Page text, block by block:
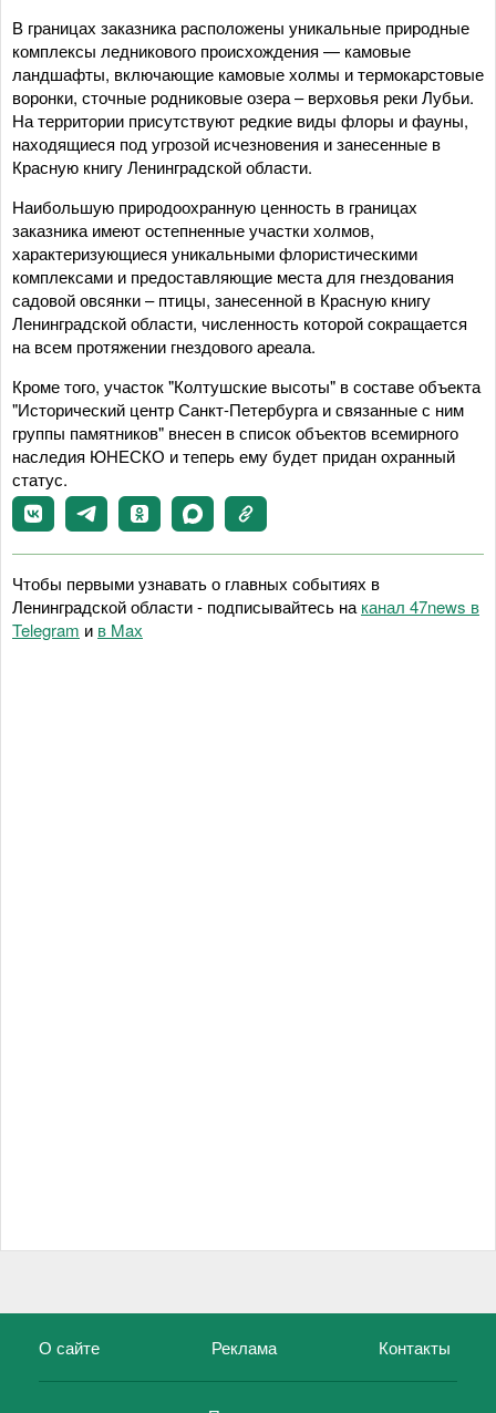
В границах заказника расположены уникальные природные
комплексы ледникового происхождения — камовые
ландшафты, включающие камовые холмы и термокарстовые
воронки, сточные родниковые озера – верховья реки Лубьи.
На территории присутствуют редкие виды флоры и фауны,
находящиеся под угрозой исчезновения и занесенные в
Красную книгу Ленинградской области.
Наибольшую природоохранную ценность в границах
заказника имеют остепненные участки холмов,
характеризующиеся уникальными флористическими
комплексами и предоставляющие места для гнездования
садовой овсянки – птицы, занесенной в Красную книгу
Ленинградской области, численность которой сокращается
на всем протяжении гнездового ареала.
Кроме того, участок "Колтушские высоты" в составе объекта
"Исторический центр Санкт-Петербурга и связанные с ним
группы памятников" внесен в список объектов всемирного
наследия ЮНЕСКО и теперь ему будет придан охранный
статус.
Чтобы первыми узнавать о главных событиях в
Ленинградской области - подписывайтесь на канал 47news в
Telegram и в Maх
О сайте Реклама Контакты